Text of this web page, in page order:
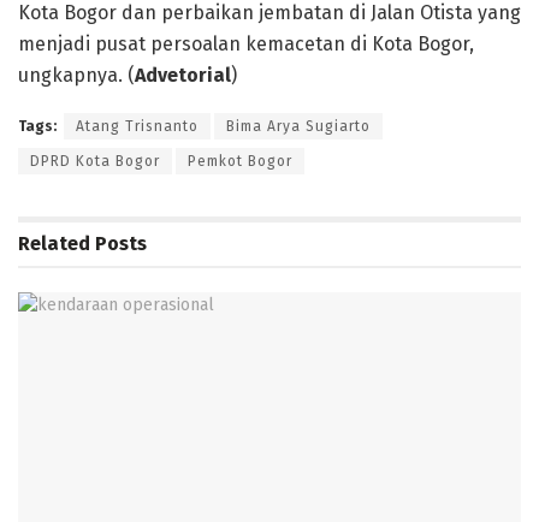
Kota Bogor dan perbaikan jembatan di Jalan Otista yang
menjadi pusat persoalan kemacetan di Kota Bogor,
ungkapnya. (Advetorial)
Tags: Atang Trisnanto Bima Arya Sugiarto
DPRD Kota Bogor Pemkot Bogor
Related Posts